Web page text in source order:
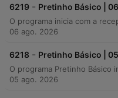
6219 - Pretinho Básico |
06 ago. 2026
6218 - Pretinho Básico |
05 ago. 2026